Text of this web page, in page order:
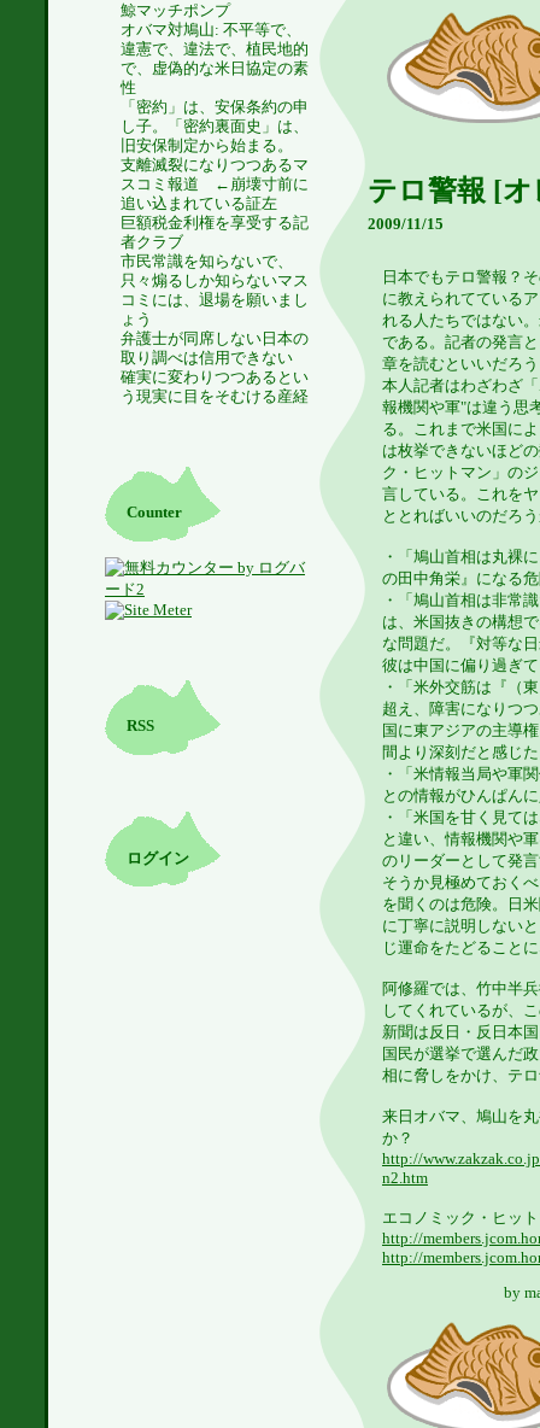
鯨マッチポンプ
オバマ対鳩山: 不平等で、
違憲で、違法で、植民地的
で、虚偽的な米日協定の素
性
「密約」は、安保条約の申
し子。「密約裏面史」は、
旧安保制定から始まる。
支離滅裂になりつつあるマ
スコミ報道 ←崩壊寸前に
追い込まれている証左
巨額税金利権を享受する記
者クラブ
市民常識を知らないで、
只々煽るしか知らないマス
コミには、退場を願いまし
ょう
弁護士が同席しない日本の
取り調べは信用できない
確実に変わりつつあるとい
う現実に目をそむける産経
Counter
RSS
ログイン
テロ警報 [
2009/11/15
日本でもテロ警報？
に教えられてている
れる人たちではない
である。記者の発言
章を読むといいだろ
本人記者はわざわざ
報機関や軍"は違う思
る。これまで米国に
は枚挙できないほど
ク・ヒットマン」の
言している。これを
ととればいいのだろ
・「鳩山首相は丸裸
の田中角栄』になる
・「鳩山首相は非常
は、米国抜きの構想
な問題だ。『対等な
彼は中国に偏り過ぎ
・「米外交筋は『（
超え、障害になりつ
国に東アジアの主導
間より深刻だと感じ
・「米情報当局や軍
との情報がひんぱん
・「米国を甘く見て
と違い、情報機関や
のリーダーとして発
そうか見極めておく
を聞くのは危険。日
に丁寧に説明しない
じ運命をたどること
阿修羅では、竹中半
してくれているが、
新聞は反日・反日本
国民が選挙で選んだ
相に脅しをかけ、テ
来日オバマ、鳩山を
か？
http://
n2.htm
エコノミック・ヒッ
http://
http://
by